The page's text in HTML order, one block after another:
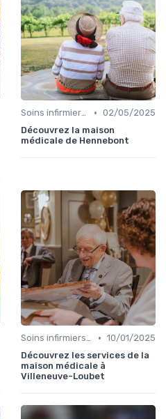
Soins infirmiers à domicile • 02/05/2025
Découvrez la maison
médicale de Hennebont
Soins infirmiers à domicile • 10/01/2025
Découvrez les services de la
maison médicale à
Villeneuve-Loubet